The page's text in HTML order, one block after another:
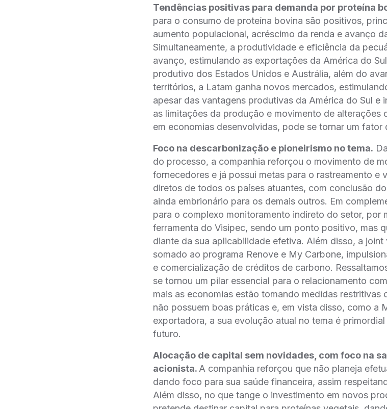
Tendências positivas para demanda por proteína
para o consumo de proteína bovina são positivos,
aumento populacional, acréscimo da renda e avanço
Simultaneamente, a produtividade e eficiência da
avanço, estimulando as exportações da América do
produtivo dos Estados Unidos e Austrália, além do
territórios, a Latam ganha novos mercados,
apesar das vantagens produtivas da América do Sul e
as limitações da produção e movimento de alterações
em economias desenvolvidas, pode se tornar um
Foco na descarbonização e pioneirismo no tema.
do processo, a companhia reforçou o movimento de
fornecedores e já possui metas para o rastreamento e
diretos de todos os países atuantes, com conclusão
ainda embrionário para os demais outros. Em
para o complexo monitoramento indireto do setor, por
ferramenta do Visipec, sendo um ponto positivo, mas
diante da sua aplicabilidade efetiva. Além disso, a
somado ao programa Renove e My Carbone,
e comercialização de créditos de carbono.
se tornou um pilar essencial para o relacionamento com
mais as economias estão tomando medidas restritivas
não possuem boas práticas e, em vista disso, como a
exportadora, a sua evolução atual no tema é
futuro.
Alocação de capital sem novidades, com foco na
acionista. A companhia reforçou que não planeja
dando foco para sua saúde financeira, assim
Além disso, no que tange o investimento em novos